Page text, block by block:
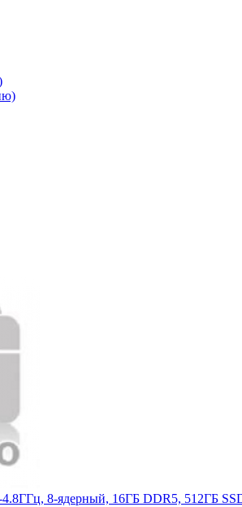
8-ядерный, 16ГБ DDR5, 512ГБ